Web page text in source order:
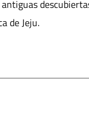
de Jeju.